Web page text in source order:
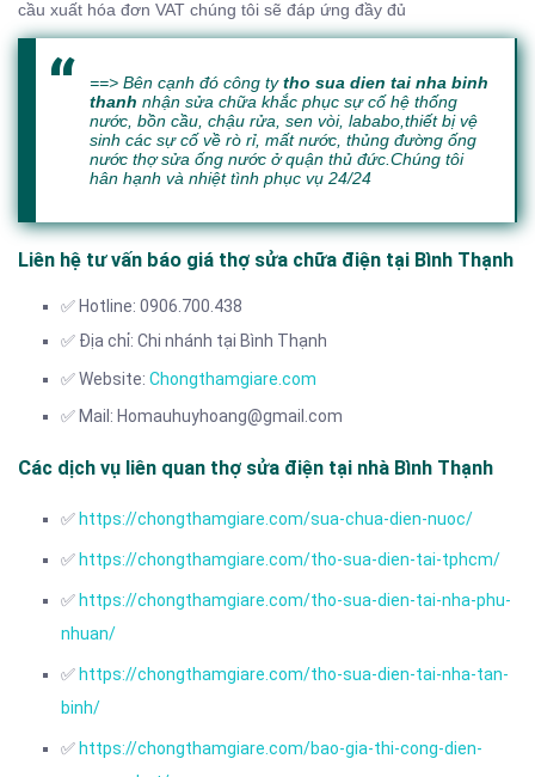
cầu xuất hóa đơn VAT chúng tôi sẽ đáp ứng đầy đủ
==> Bên cạnh đó công tytho sua dien tai nha binh
thanh nhận sửa chữa khắc phục sự cố hệ thống
nước, bồn cầu, chậu rửa, sen vòi, lababo,thiết bị vệ
sinh các sự cố về rò rỉ, mất nước, thủng đường ống
nước thợ sửa ống nước ở quận thủ đức.Chúng tôi
hân hạnh và nhiệt tình phục vụ 24/24
Liên hệ tư vấn báo giá thợ sửa chữa điện tại Bình Thạnh
✅ Hotline: 0906.700.438
✅ Địa chỉ: Chi nhánh tại Bình Thạnh
✅ Website: Chongthamgiare.com
✅ Mail: Homauhuyhoang@gmail.com
Các dịch vụ liên quan thợ sửa điện tại nhà Bình Thạnh
✅https://chongthamgiare.com/sua-chua-dien-nuoc/
✅https://chongthamgiare.com/tho-sua-dien-tai-tphcm/
✅https://chongthamgiare.com/tho-sua-dien-tai-nha-phu-
nhuan/
✅https://chongthamgiare.com/tho-sua-dien-tai-nha-tan-
binh/
✅https://chongthamgiare.com/bao-gia-thi-cong-dien-